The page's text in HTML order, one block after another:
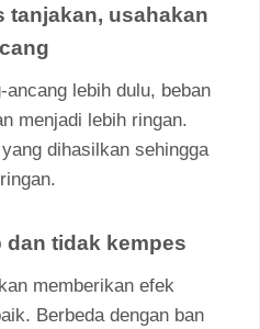
tanjakan, usahakan
ancang lebih dulu, beban
menjadi lebih ringan.
dihasilkan sehingga
dan tidak kempes
memberikan efek
Berbeda dengan ban